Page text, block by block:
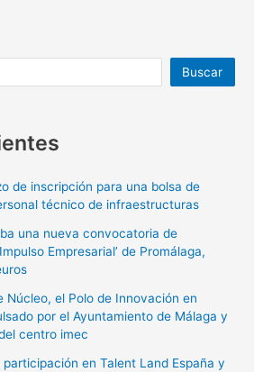
Buscar
de inscripción para una bolsa de
técnico de infraestructuras
una nueva convocatoria de
Empresarial’ de Promálaga,
Núcleo, el Polo de Innovación en
por el Ayuntamiento de Málaga y
centro imec
en Talent Land España y